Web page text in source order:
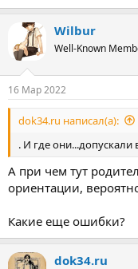
Wilbur
Well-Known
16 Мар 2022
dok34.ru написал(а):
. И где
А при чем тут
ориентации,
Какие еще ошибки?
dok34.ru